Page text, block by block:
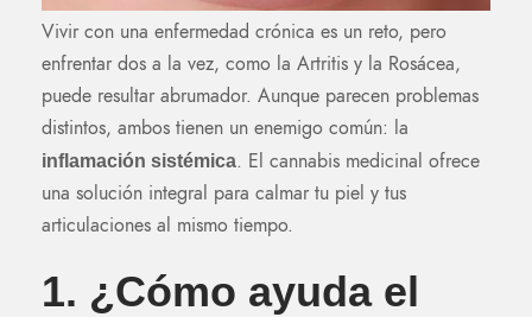
Vivir con una enfermedad crónica es un reto, pero
enfrentar dos a la vez, como la Artritis y la Rosácea,
puede resultar abrumador. Aunque parecen problemas
distintos, ambos tienen un enemigo común: la
inflamación sistémica. El cannabis medicinal ofrece
una solución integral para calmar tu piel y tus
articulaciones al mismo tiempo.
1. ¿Cómo ayuda el